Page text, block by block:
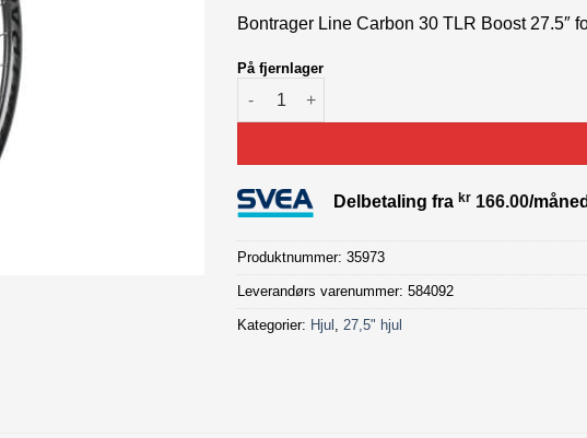
Bontrager Line Carbon 30 TLR Boost 27.5″
På fjernlager
"Bontrager Line Carbon 30 TLR Boost 27.5""
Delbetaling frakr 166.00/
Produktnummer:35973
Leverandørs varenummer: 584092
Kategorier: Hjul 27,5" hjul